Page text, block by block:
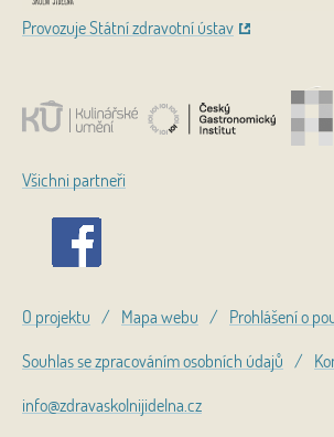
Provozuje Státní zdravotní ústav
Všichni partneři
O projektu / Mapa webu / Prohlášení o
Souhlas se zpracováním osobních údajů /
info@zdravaskolnijidelna.cz